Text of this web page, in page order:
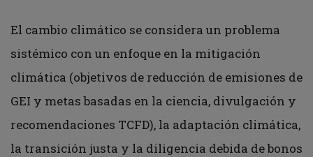
El cambio climático se considera un problema
sistémico con un enfoque en la mitigación
climática (objetivos de reducción de emisiones de
GEI y metas basadas en la ciencia, divulgación y
recomendaciones TCFD), la adaptación climática,
la transición justa y la diligencia debida de bonos